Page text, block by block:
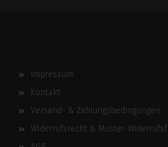
Impressum
Kontakt
Versand- & Zahlungsbedingungen
Widerrufsrecht & Muster-